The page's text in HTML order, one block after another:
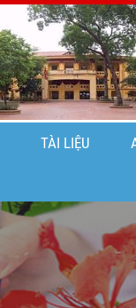
TÀI LIỆU